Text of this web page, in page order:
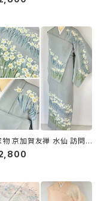
1273
物 京加賀友禅 水仙 訪問着
袷 浅葱鼠 青緑 グレー 白